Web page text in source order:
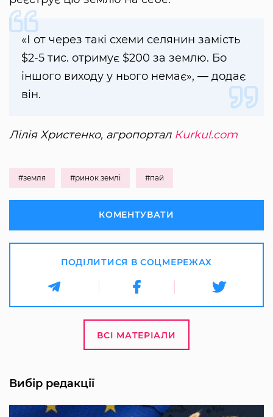
«І от через такі схеми селянин замість
$2-5 тис. отримує $200 за землю. Бо
іншого виходу у нього немає», — додає
він.
Лілія Христенко, агропортал Кurkul.com
#земля #ринок землі #пай
КОМЕНТУВАТИ
ПОДІЛИТИСЯ В СОЦМЕРЕЖАХ
ВСІ МАТЕРІАЛИ
Вибір редакції